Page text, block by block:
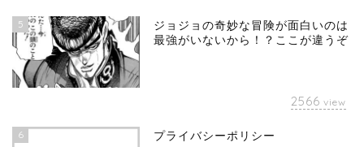
5
ジョジョの奇妙な冒険が面白いのは
最強がいないから！？ここが違うぞ
2566 view
6 プライバシーポリシー